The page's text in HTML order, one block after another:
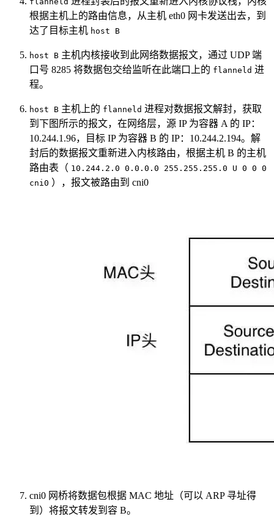
根据主机上的路由信息，从主机 eth0 网卡发送出去，到
达了目标主机 host B
host B 主机内核接收到此网络数据报文，通过 UDP 端
口号 8285 将数据包交给监听在此端口上的 flanneld 进
程。
host B 主机上的 flanneld 进程对数据报文解封，获取
到下图所示的报文，在网络层，源 IP 为容器 A 的 IP：
10.244.1.96，目标 IP 为容器 B 的 IP：10.244.2.194。解
封后的数据报文重新进入内核路由，根据主机 B 的主机
路由表（ 10.244.2.0 0.0.0.0 255.255.255.0 U 0 0 0
cni0 ），报文被路由到 cni0
cni0 网桥将数据包根据 MAC 地址（可以 ARP 寻址得
到）将报文转发到容 B。